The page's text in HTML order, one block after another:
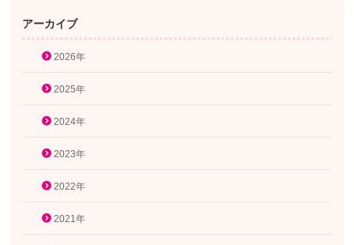
アーカイブ
2026年
2025年
2024年
2023年
2022年
2021年